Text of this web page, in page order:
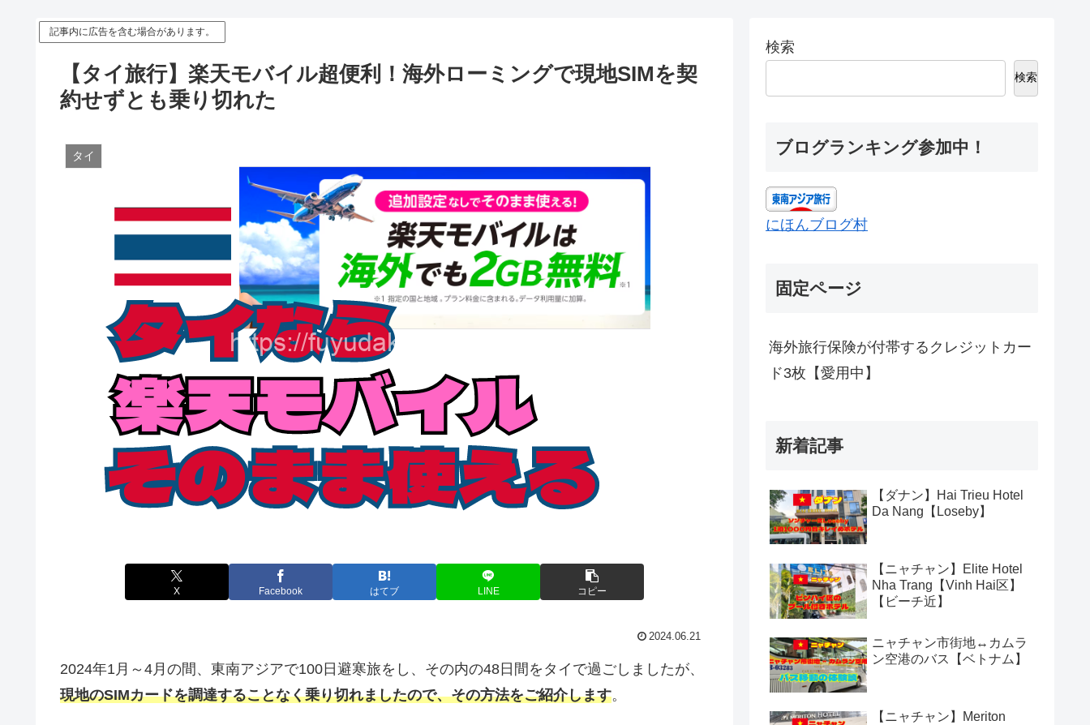
記事内に広告を含む場合があります。
【タイ旅行】楽天モバイル超便利！海外ローミングで現地SIMを契
約せずとも乗り切れた
タイ
X Facebook はてブ LINE コピー
2024.06.21
2024年1月～4月の間、東南アジアで100日避寒旅をし、その内の48日間をタイで過ごしましたが、
現地のSIMカードを調達することなく乗り切れましたので、その方法をご紹介します。
検索
検索
ブログランキング参加中！
にほんブログ村
固定ページ
海外旅行保険が付帯するクレジットカー
ド3枚【愛用中】
新着記事
【ダナン】Hai Trieu Hotel
Da Nang【Loseby】
【ニャチャン】Elite Hotel
Nha Trang【Vinh Hai区】
【ビーチ近】
ニャチャン市街地↔カムラ
ン空港のバス【ベトナム】
【ニャチャン】Meriton